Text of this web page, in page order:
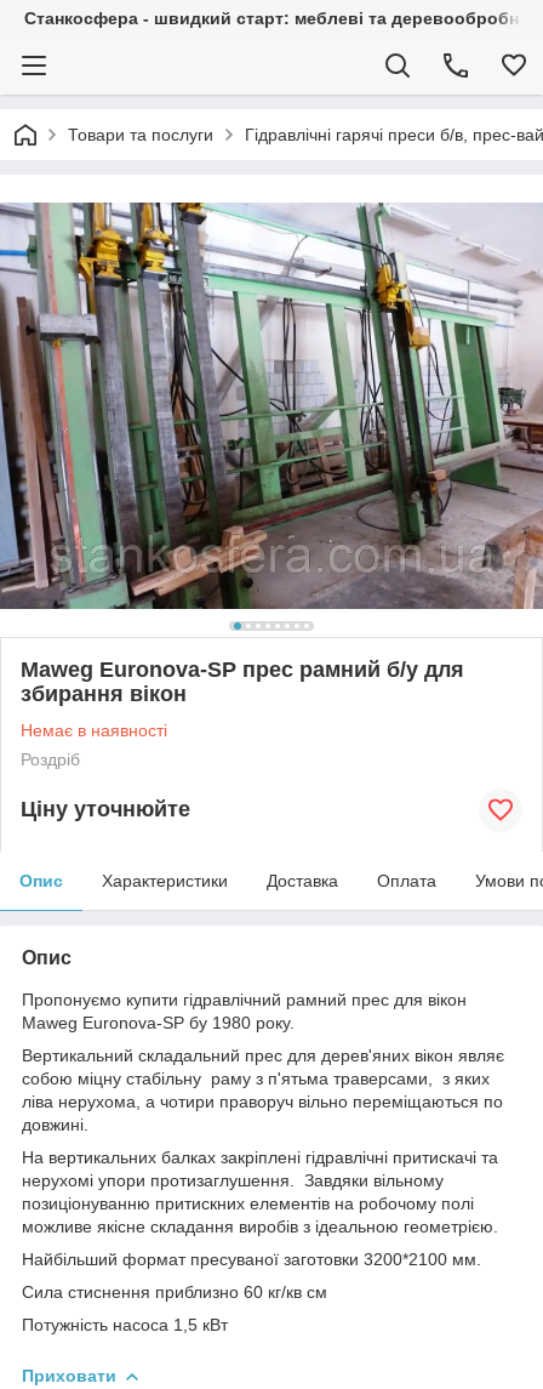
Станкосфера - швидкий старт: меблеві та деревообробні
Товари та послуги Гідравлічні гарячі преси б/в, прес-
Maweg Euronova-SP прес рамний б/у для
збирання вікон
Немає в наявності
Роздріб
Ціну уточнюйте
Опис Характеристики Доставка Оплата Умови
Опис
Пропонуємо купити гідравлічний рамний прес для вікон
Maweg Euronova-SP бу 1980 року.
Вертикальний складальний прес для дерев'яних вікон являє
собою міцну стабільну раму з п'ятьма траверсами,
з яких
ліва нерухома, а чотири праворуч вільно переміщаються по
довжині.
На вертикальних балках закріплені гідравлічні притискачі та
нерухомі упори протизаглушення.
Завдяки вільному
позиціонуванню притискних елементів на робочому полі
можливе якісне складання виробів з ідеальною геометрією.
Найбільший формат пресуваної заготовки 3200*2100 мм.
Сила стиснення приблизно 60 кг/кв см
Потужність насоса 1,5 кВт
Приховати